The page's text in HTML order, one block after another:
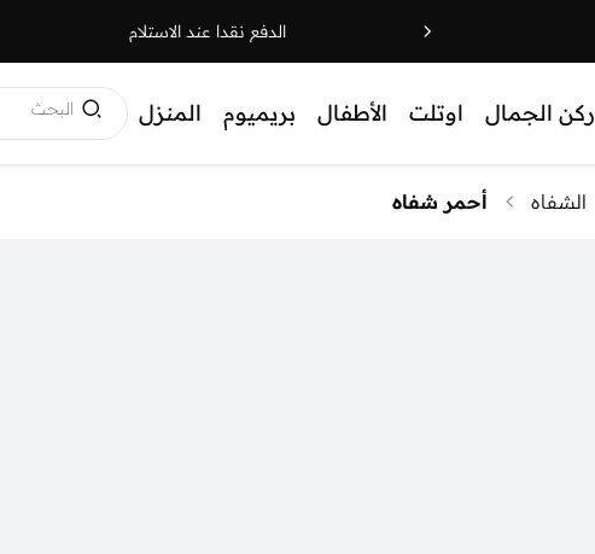
الدفع نقدا عند الاستلام
ركن الجمال اوتلت الأطفال بريميوم المنزل البحث
الشفاه أحمر شفاه